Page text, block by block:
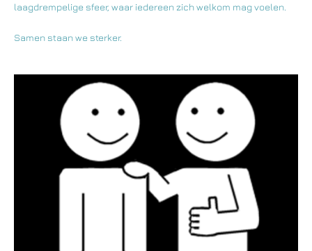
laagdrempelige sfeer, waar iedereen zich welkom mag voelen.
Samen staan we sterker.